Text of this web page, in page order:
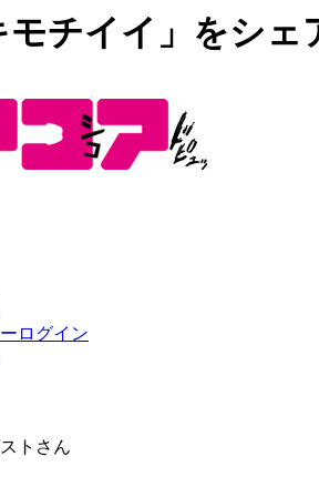
モチイイ」をシェ
ログイン
トさん